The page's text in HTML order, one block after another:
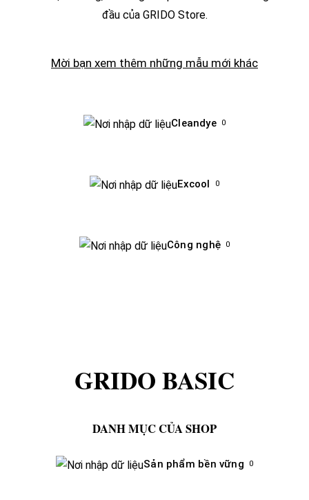
đầu của GRIDO Store.
Mời bạn xem thêm những mẫu mới khác
Cleandye 0
Excool 0
Công nghệ 0
GRIDO BASIC
DANH MỤC CỦA SHOP
Sản phẩm bền vững 0